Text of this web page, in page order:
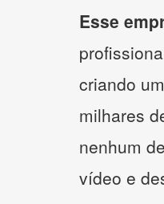
Esse
criando
milhares
nenhum
vídeo e